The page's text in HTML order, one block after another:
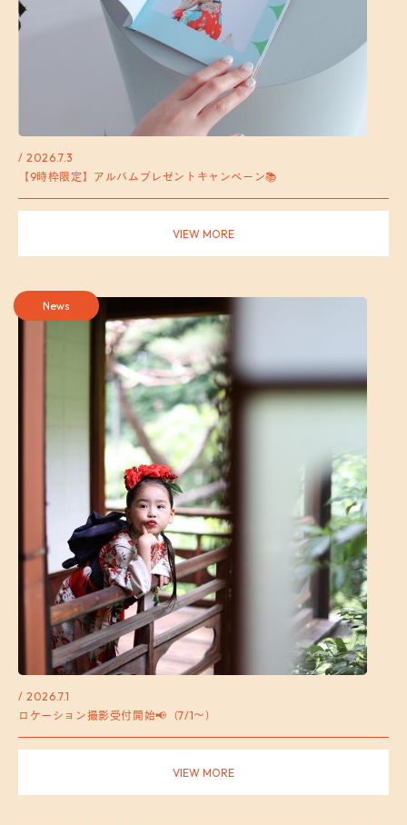
/ 2026.7.3
【9時枠限定】アルバムプレゼントキャンペーン📚
VIEW MORE
News
/ 2026.7.1
ロケーション撮影受付開始📢（7/1～）
VIEW MORE